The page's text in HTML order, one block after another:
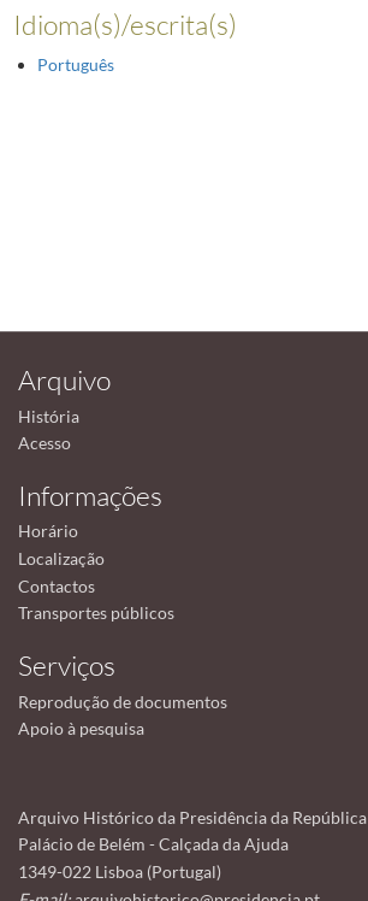
Idioma(s)/escrita(s)
Português
Arquivo
História
Acesso
Informações
Horário
Localização
Contactos
Transportes públicos
Serviços
Reprodução de documentos
Apoio à pesquisa
Arquivo Histórico da Presidência da República
Palácio de Belém - Calçada da Ajuda
1349-022 Lisboa (Portugal)